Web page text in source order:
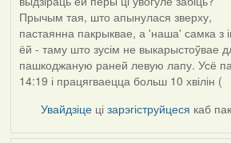
Прычым тая, што апынулася зверху,
пастаянна пакрыквае, а 'наша' самка з
ёй - таму што зусім не выкарыстоўвае
пашкоджаную раней левую лапу. Усё
14:19 і працягваецца больш 10 хвілін (
Увайдзіце цізарэгіструйцеся каб